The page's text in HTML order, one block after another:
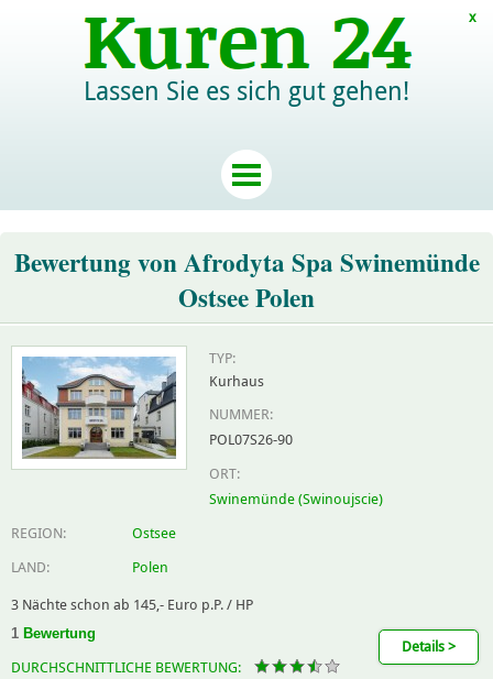
Lassen Sie es sich gut gehen!
Bewertung von Afrodyta Spa Swinemünde
Ostsee Polen
TYP:
Kurhaus
NUMMER:
POL07S26-90
ORT:
Swinemünde (Swinoujscie)
REGION:
Ostsee
LAND:
Polen
3 Nächte schon ab 145,- Euro p.P. / HP
1 Bewertung
DURCHSCHNITTLICHE BEWERTUNG:
Details >
x